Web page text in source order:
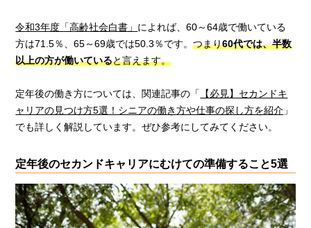
令和3年度「高齢社会白書」 によれば、60～64歳で働いている
方は71.5％、65～69歳では50.3％です。つまり60代では、半数
以上の方が働いていると言えます。
定年後の働き方については、関連記事の「
【必見】セカンドキ
ャリアの見つけ方5選！シニアの働き方や仕事の探し方を紹介 」
でも詳しく解説しています。ぜひ参考にしてみてください。
定年後のセカンドキャリアにむけての準備すること5選